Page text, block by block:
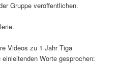
Gruppe veröffentlichen.
Videos zu 1 Jahr Tiga
Worte gesprochen: